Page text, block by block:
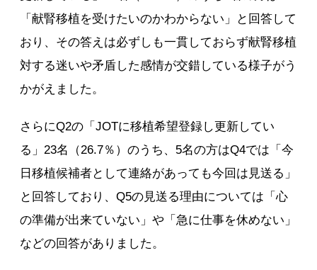
「献腎移植を受けたいのかわからない」と回答して
おり、その答えは必ずしも一貫しておらず献腎移植
対する迷いや矛盾した感情が交錯している様子がう
かがえました。
さらにQ2の「JOTに移植希望登録し更新してい
る」23名（26.7％）のうち、5名の方はQ4では「今
日移植候補者として連絡があっても今回は見送る」
と回答しており、Q5の見送る理由については「心
の準備が出来ていない」や「急に仕事を休めない」
などの回答がありました。